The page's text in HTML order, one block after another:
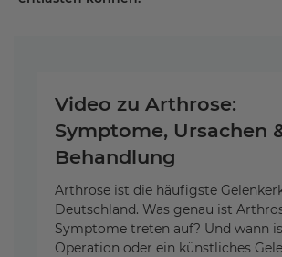
Video zu Arthrose:
Symptome, Ursachen
Behandlung
Arthrose ist die häufigste
Deutschland. Was genau ist
Symptome treten auf? Und wann
Operation oder ein künstliches